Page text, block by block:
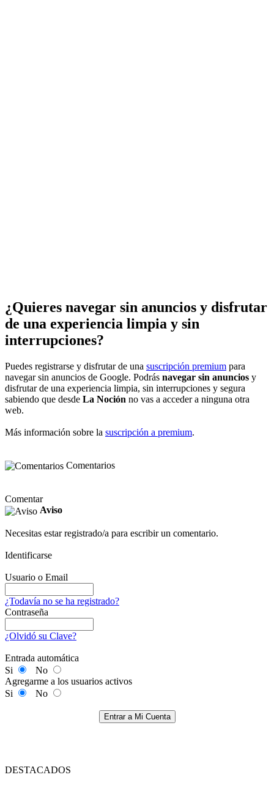
¿Quieres navegar sin anuncios y disfrutar
de una experiencia limpia y sin
interrupciones?
Puedes registrarse y disfrutar de una suscripción premium para
navegar sin anuncios de Google. Podrás navegar sin anuncios y
disfrutar de una experiencia limpia, sin interrupciones y segura
sabiendo que desde La Noción no vas a acceder a ninguna otra
web.
Más información sobre la suscripción a premium.
Comentarios
Comentar
Aviso
Necesitas estar registrado/a para escribir un comentario.
Identificarse
Usuario o Email
¿Todavía no se ha registrado?
Contraseña
¿Olvidó su Clave?
Entrada automática
Si
No
Agregarme a los usuarios activos
Si
No
Entrar a Mi Cuenta
DESTACADOS